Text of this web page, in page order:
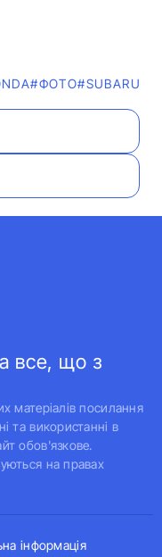
#ФОТО#SUBARU
все, що з
матеріалів посилання
та використанні в
обов'язкове.
на правах
інформація